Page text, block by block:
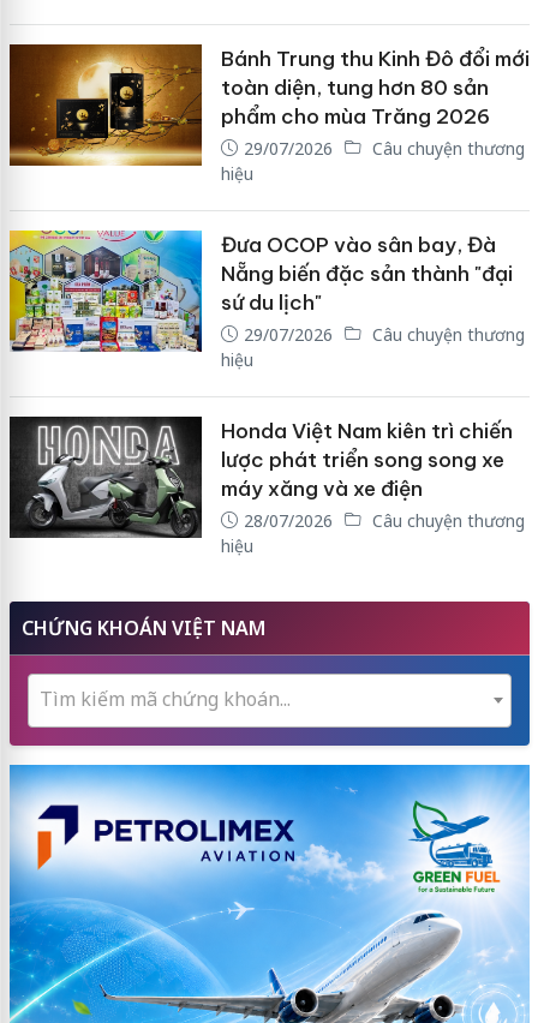
Bánh Trung thu Kinh Đô đổi mới
toàn diện, tung hơn 80 sản
phẩm cho mùa Trăng 2026
29/07/2026
Câu chuyện thương
hiệu
Đưa OCOP vào sân bay, Đà
Nẵng biến đặc sản thành "đại
sứ du lịch"
29/07/2026
Câu chuyện thương
hiệu
Honda Việt Nam kiên trì chiến
lược phát triển song song xe
máy xăng và xe điện
28/07/2026
Câu chuyện thương
hiệu
CHỨNG KHOÁN VIỆT NAM
Tìm kiếm mã chứng khoán...